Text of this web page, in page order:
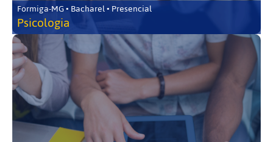
Formiga-MG • Bacharel • Presencial
Psicologia